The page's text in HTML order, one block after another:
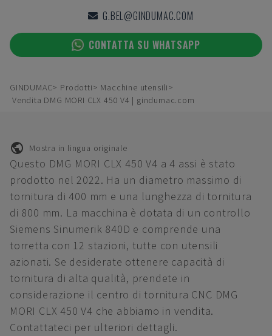
G.BEL@GINDUMAC.COM
CONTATTA SU WHATSAPP
GINDUMAC Prodotti
Macchine utensili
Vendita DMG MORI CLX 450 V4 | gindumac.com
Mostra in lingua originale
Questo DMG MORI CLX 450 V4 a 4 assi è stato
prodotto nel 2022. Ha un diametro massimo di
tornitura di 400 mm e una lunghezza di tornitura
di 800 mm. La macchina è dotata di un controllo
Siemens Sinumerik 840D e comprende una
torretta con 12 stazioni, tutte con utensili
azionati. Se desiderate ottenere capacità di
tornitura di alta qualità, prendete in
considerazione il centro di tornitura CNC DMG
MORI CLX 450 V4 che abbiamo in vendita.
Contattateci per ulteriori dettagli.